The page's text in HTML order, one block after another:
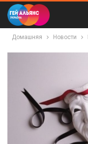
Домашняя Новости